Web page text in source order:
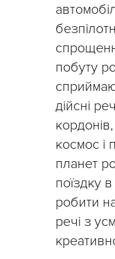
побуту
дійсні
космос і
планет
поїздку
робити
речі з